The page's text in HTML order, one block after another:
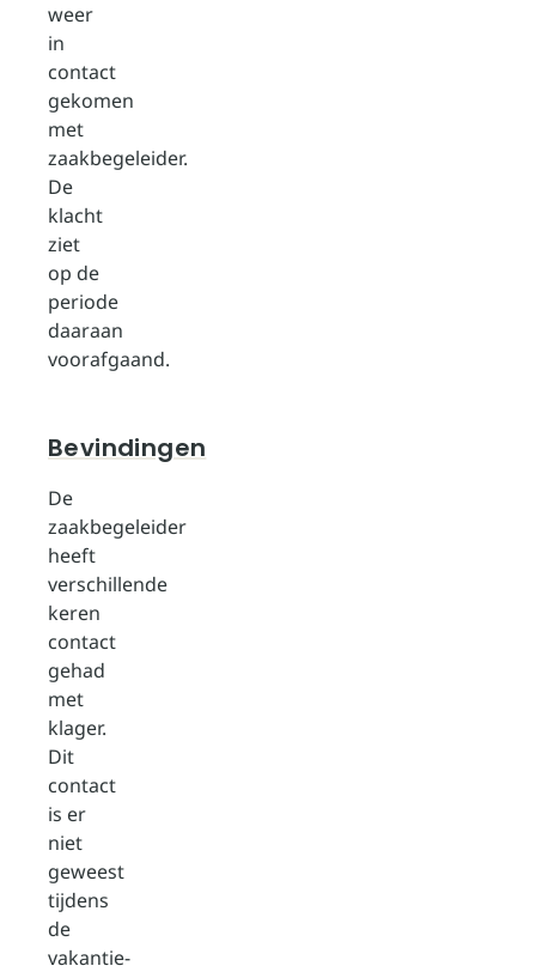
weer
in
contact
gekomen
met
zaakbegeleider.
De
klacht
ziet
op de
periode
daaraan
voorafgaand.
Bevindingen
De
zaakbegeleider
heeft
verschillende
keren
contact
gehad
met
klager.
Dit
contact
is er
niet
geweest
tijdens
de
vakantie-